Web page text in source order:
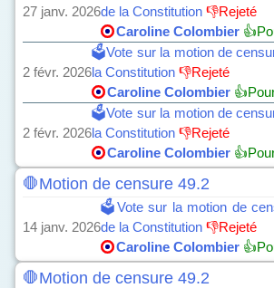
27 janv. 2026de la Constitution 👎Rejeté
Caroline Colombier
2 févr. 2026
🗳️Vote sur la motion de
la Constitution 👎Rejeté
Caroline Colombier
2 févr. 2026
🗳️Vote sur la motion de
la Constitution 👎Rejeté
Caroline Colombier
🛑Motion de censure 49.2
14 janv. 2026
🗳️Vote sur la motion de
de la Constitution 👎Rejeté
Caroline Colombier
🛑Motion de censure 49.2